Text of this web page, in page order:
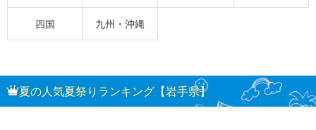
四国 九州・沖縄
夏の人気夏祭りランキング【岩手県】